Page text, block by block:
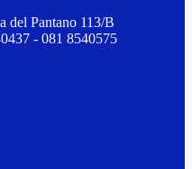
del Pantano 113/B
- 081 8540575